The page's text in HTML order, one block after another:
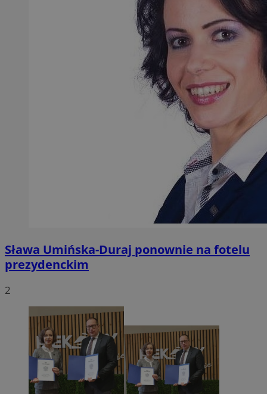
Sława Umińska-Duraj ponownie na fotelu
prezydenckim
2